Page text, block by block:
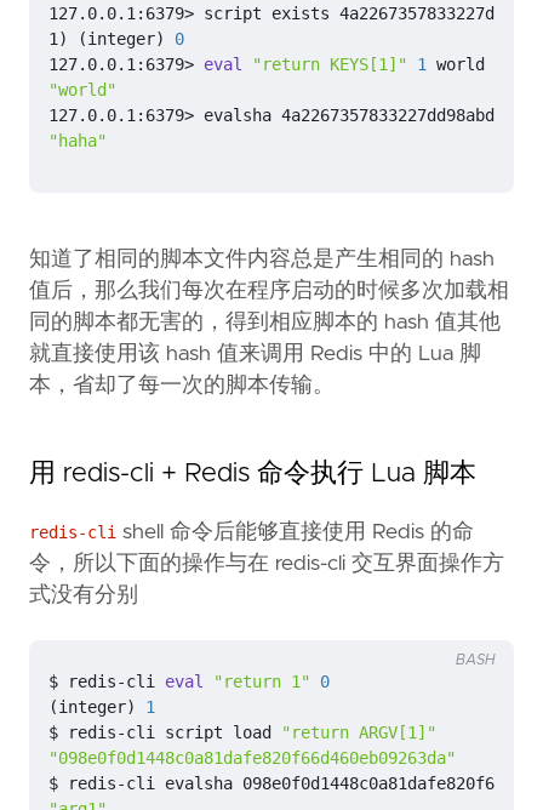
1) (integer)
0
127.0.0.1:6379> eval "return KEYS[1]" 1 world
"world"
127.0.0.1:6379> evalsha
"haha"
知道了相同的脚本文件内容总是产生相同的 hash
值后，那么我们每次在程序启动的时候多次加载相
同的脚本都无害的，得到相应脚本的 hash 值其他
就直接使用该 hash 值来调用 Redis 中的 Lua 脚
本，省却了每一次的脚本传输。
用 redis-cli + Redis 命令执行 Lua 脚本
redis-cli shell 命令后能够直接使用 Redis 的命
令，所以下面的操作与在 redis-cli 交互界面操作方
式没有分别
$ redis-cli eval "return 1"
0
(integer)
1
$ redis-cli script load
"return ARGV[1]"
"098e0f0d1448c0a81dafe820f66d460eb09263da"
$ redis-cli evalsha
BASH